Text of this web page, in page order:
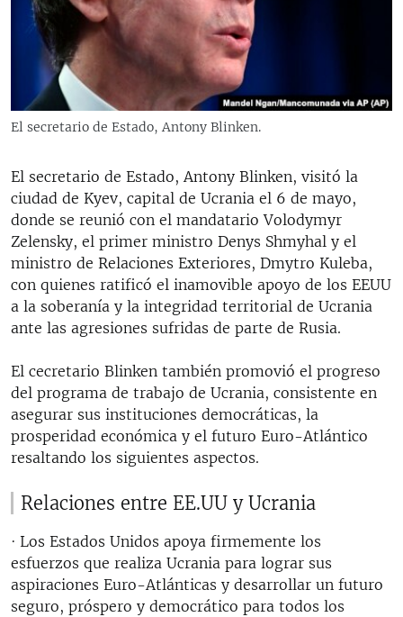
RADIO MARTÍ
ESPECIALES
ESPECIALES
LA REALIDAD DE LA VIVIENDA EN CUBA
KENTU-CUBANO
LOS SANTOS DE HIALEAH
DESINFORMACIÓN RUSA EN AMÉRICA LATINA
LA INVASIÓN DE RUSIA A UCRANIA
MULTIMEDIA
EDITORIALES
El secretario de Estado, Antony Blinken.
El secretario de Estado, Antony Blinken, visitó la
ciudad de Kyev, capital de Ucrania el 6 de mayo,
donde se reunió con el mandatario Volodymyr
Zelensky, el primer ministro Denys Shmyhal y el
ministro de Relaciones Exteriores, Dmytro Kuleba,
con quienes ratificó el inamovible apoyo de los EEUU
a la soberanía y la integridad territorial de Ucrania
ante las agresiones sufridas de parte de Rusia.
El cecretario Blinken también promovió el progreso
del programa de trabajo de Ucrania, consistente en
asegurar sus instituciones democráticas, la
prosperidad económica y el futuro Euro-Atlántico
resaltando los siguientes aspectos.
Relaciones entre EE.UU y Ucrania
· Los Estados Unidos apoya firmemente los
esfuerzos que realiza Ucrania para lograr sus
aspiraciones Euro-Atlánticas y desarrollar un futuro
seguro, próspero y democrático para todos los